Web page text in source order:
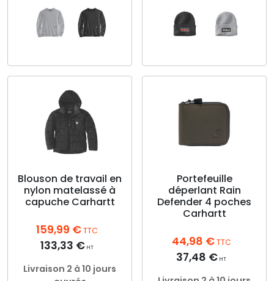
produit
plusieurs
variations.
Les
options
peuvent
choisies
sur
la
du
produit
produit
plusieurs
variations.
options
choisies
sur
la
page
produit
Blouson de travail en
nylon matelassé à
capuche Carhartt
159,99 € TTC
133,33 € HT
Livraison 2 à 10 jours
Portefeuille
déperlant Rain
Defender 4 poches
Carhartt
44,98 € TTC
37,48 € HT